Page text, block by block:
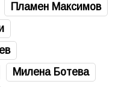
Пламен Максимов
Милена Ботева